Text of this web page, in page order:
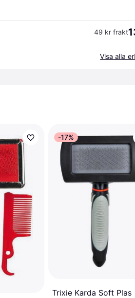
49 kr frakt
Visa alla
-17%
Trixie Karda Soft Plas